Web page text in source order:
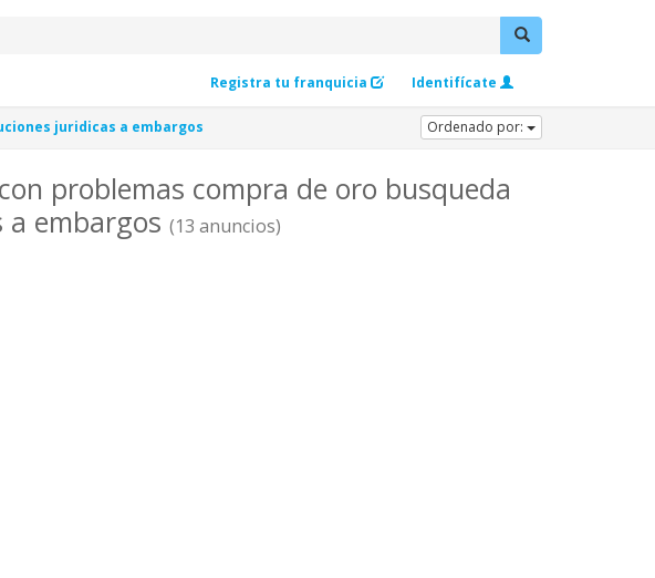
Registra tu franquicia Identifícate
juridicas a embargos Ordenado por:
problemas compra de oro busqueda
a embargos (13 anuncios)